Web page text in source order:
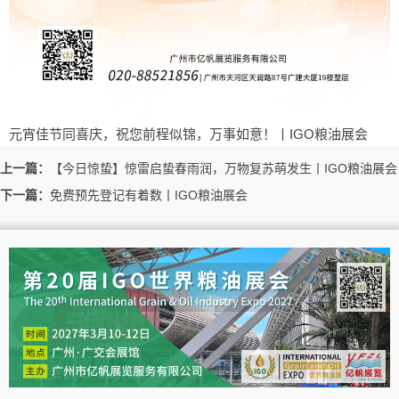
元宵佳节同喜庆，祝您前程似锦，万事如意！丨IGO粮油展会
上一篇：
【今日惊蛰】惊雷启蛰春雨润，万物复苏萌发生丨IGO粮油展会
下一篇： 免费预先登记有着数丨IGO粮油展会